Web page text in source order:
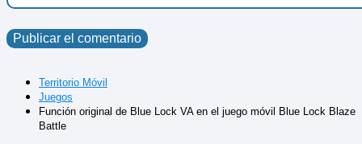
Territorio Móvil
Juegos
Función original de Blue Lock VA en el juego móvil Blue Lock Blaze
Battle